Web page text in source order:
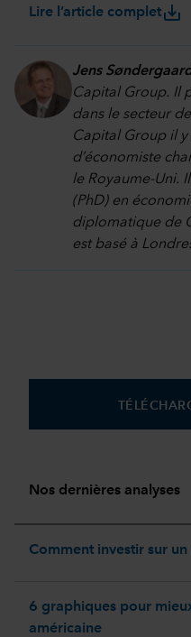
Lire l’article completsave_alt
Jens
Capital Group. Il
dans le secteur
Capital Group il y
d’économiste
le Royaume-Uni.
(PhD) en
diplomatique de
est basé à
Nos dernières analyses
Comment investir sur
6 graphiques pour
américaine